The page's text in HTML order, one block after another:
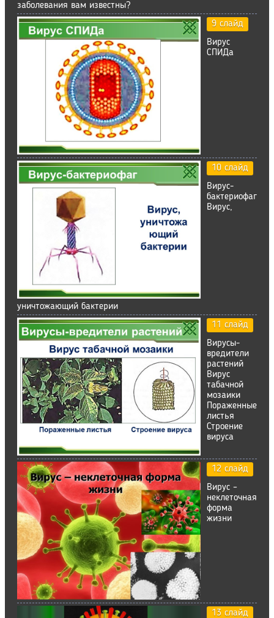
заболевания вам известны?
9 слайд
Вирус
СПИДа
10 слайд
Вирус-
бактериофаг
Вирус,
уничтожающий бактерии
11 слайд
Вирусы-
вредители
растений
Вирус
табачной
мозаики
Пораженные
листья
Строение
вируса
12 слайд
Вирус –
неклеточная
форма
жизни
13 слайд